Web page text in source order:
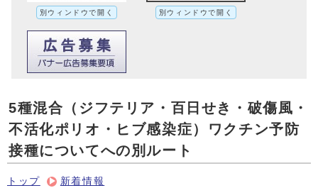
別ウィンドウで開く 別ウィンドウで開く
5種混合（ジフテリア・百日せき・破傷風・
不活化ポリオ・ヒブ感染症）ワクチン予防
接種についてへの別ルート
トップ 新着情報